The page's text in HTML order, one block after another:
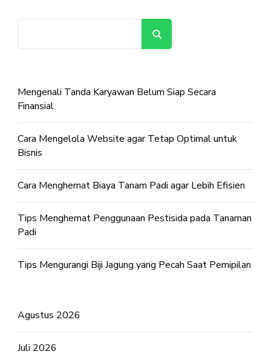
Mengenali Tanda Karyawan Belum Siap Secara
Finansial
Cara Mengelola Website agar Tetap Optimal untuk
Bisnis
Cara Menghemat Biaya Tanam Padi agar Lebih Efisien
Tips Menghemat Penggunaan Pestisida pada Tanaman
Padi
Tips Mengurangi Biji Jagung yang Pecah Saat Pemipilan
Agustus 2026
Juli 2026